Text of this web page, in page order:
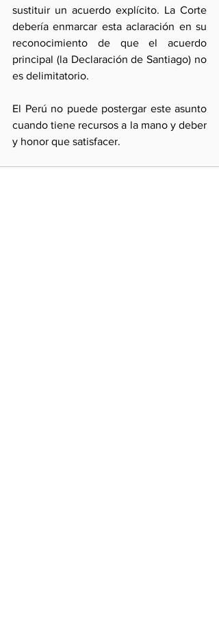
sustituir un acuerdo explícito. La Corte
debería enmarcar esta aclaración en su
reconocimiento de que el acuerdo
principal (la Declaración de Santiago) no
es delimitatorio.
El Perú no puede postergar este asunto
cuando tiene recursos a la mano y deber
y honor que satisfacer.